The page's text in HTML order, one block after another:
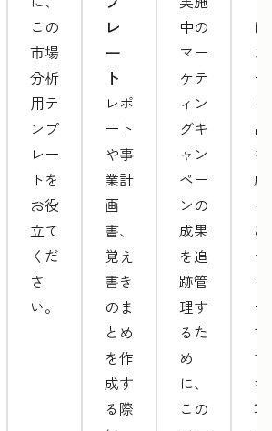
この
市場
分析
用テ
ンプ
レー
トを
お役
立て
くだ
さ
い。
レ
ー
ト
レポ
ート
や事
業計
画
書、
覚え
書き
のま
とめ
を作
成す
る際
中の
マー
ケテ
ィン
グキ
ャン
ペー
ンの
成果
を追
跡管
理す
るた
め
に、
この
で
各
項